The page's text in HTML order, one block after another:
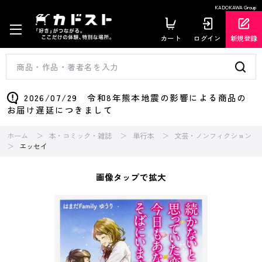
KADOKAWA Group
カート ログイン 新規登録
2026/07/29 令和8年熊本地震の影響による商品の
お届け遅延につきまして
ホーム 本・コミック・雑誌 単行本
文芸・ノンフィクション
エッセイ
画像タップで拡大